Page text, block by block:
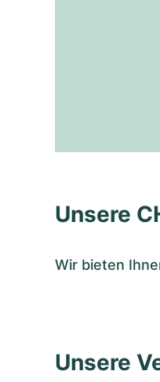
Unsere
Wir bieten
Unsere